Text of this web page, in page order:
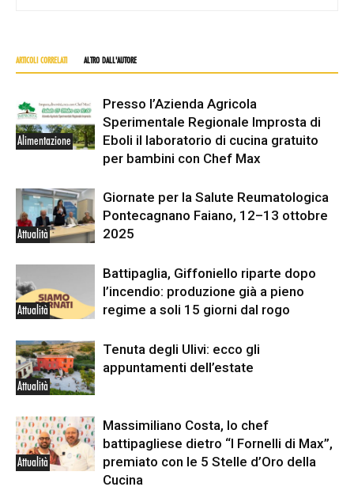
ARTICOLI CORRELATI ALTRO DALL'AUTORE
Alimentazione
Presso l’Azienda Agricola
Sperimentale Regionale Improsta di
Eboli il laboratorio di cucina gratuito
per bambini con Chef Max
Attualità
Giornate per la Salute Reumatologica
Pontecagnano Faiano, 12–13 ottobre
2025
Attualità
Battipaglia, Giffoniello riparte dopo
l’incendio: produzione già a pieno
regime a soli 15 giorni dal rogo
Attualità
Tenuta degli Ulivi: ecco gli
appuntamenti dell’estate
Attualità
Massimiliano Costa, lo chef
battipagliese dietro “I Fornelli di Max”,
premiato con le 5 Stelle d’Oro della
Cucina